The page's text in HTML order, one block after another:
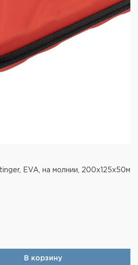
EVA, на молнии, 200x125x50мм,
В корзину